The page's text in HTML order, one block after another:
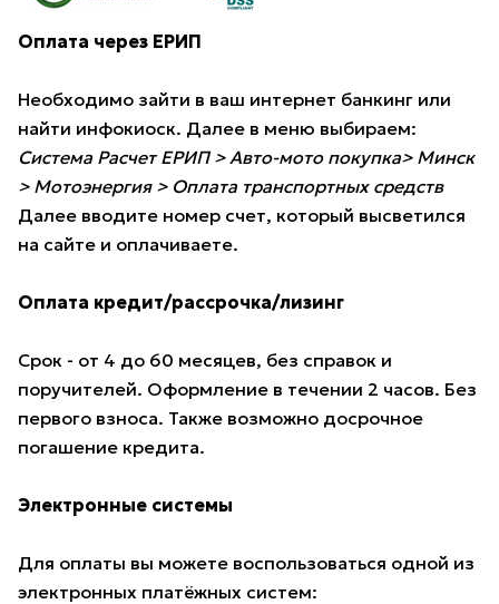
Оплата через ЕРИП
Необходимо зайти в ваш интернет банкинг или
найти инфокиоск. Далее в меню выбираем:
Система Расчет ЕРИП > Авто-мото покупка> Минск
> Мотоэнергия > Оплата транспортных средств
Далее вводите номер счет, который высветился
на сайте и оплачиваете.
Оплата кредит/рассрочка/лизинг
Срок - от 4 до 60 месяцев, без справок и
поручителей. Оформление в течении 2 часов. Без
первого взноса. Также возможно досрочное
погашение кредита.
Электронные системы
Для оплаты вы можете воспользоваться одной из
электронных платёжных систем: